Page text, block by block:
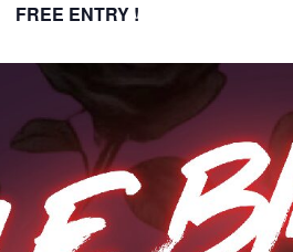
FREE ENTRY !